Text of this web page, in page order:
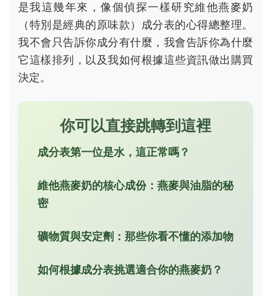
是我這幾年來，像個偵探一樣研究維他燕麥奶
（特別是經典的原味款）成分表的心得總整理。
我不會只告訴你成分有什麼，我會告訴你為什麼
它這樣排列，以及我如何根據這些資訊做出購買
決定。
你可以直接跳轉到這裡
成分表第一位是水，這正常嗎？
維他燕麥奶的核心成份：燕麥與油脂的秘
密
礦物質與安定劑：那些你看不懂的添加物
如何根據成分表挑選適合你的燕麥奶？